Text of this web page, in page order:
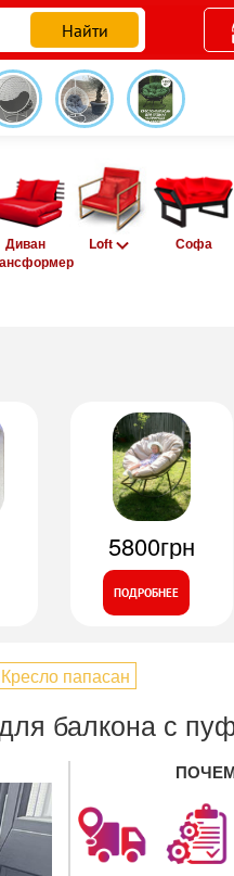
Диван
Loft Софа
5800грн
ПОДРОБНЕЕ
Кресло папасан
балкона с